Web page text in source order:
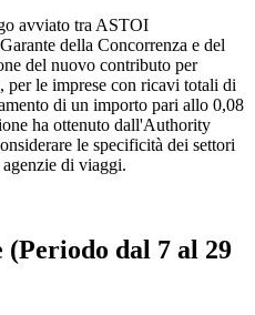
avviato tra ASTOI
della Concorrenza e del
del nuovo contributo per
per le imprese con ricavi totali di
di un importo pari allo 0,08
ha ottenuto dall'Authority
le specificità dei settori
di viaggi.
dal 7 al 29